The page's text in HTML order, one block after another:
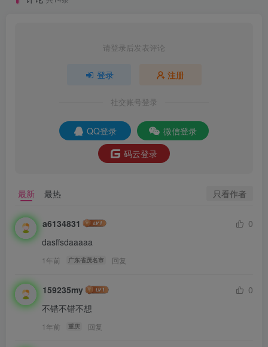
请登录后发表评论
登录 注册
社交账号登录
QQ登录
微信登录
码云登录
最新 最热 只看作者
a6134831
0
dasffsdaaaaa
1年前 广东省茂名市 回复
159235my
0
不错不错不想
1年前 重庆 回复